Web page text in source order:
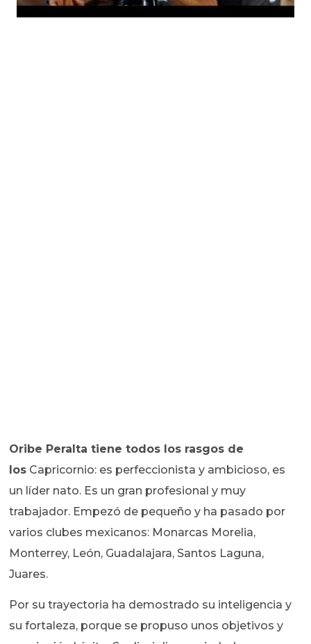
Oribe Peralta tiene todos los rasgos de
los Capricornio: es perfeccionista y ambicioso, es
un líder nato. Es un gran profesional y muy
trabajador. Empezó de pequeño y ha pasado por
varios clubes mexicanos: Monarcas Morelia,
Monterrey, León, Guadalajara, Santos Laguna,
Juares.
Por su trayectoria ha demostrado su inteligencia y
su fortaleza, porque se propuso unos objetivos y